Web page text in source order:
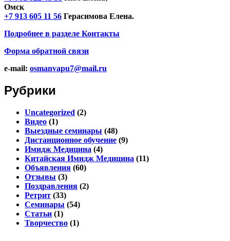
Омск
+7 913 605 11 56 Герасимова Елена.
Подробнее в разделе Контакты
Форма обратной связи
e-mail: osmanvapu7@mail.ru
Рубрики
Uncategorized (2)
Видео (1)
Выездные семинары (48)
Дистанционное обучение (9)
Имидж Медицина (4)
Китайская Имидж Медицина (11)
Объявления (60)
Отзывы (3)
Поздравления (2)
Ретрит (33)
Семинары (54)
Статьи (1)
Творчество (1)